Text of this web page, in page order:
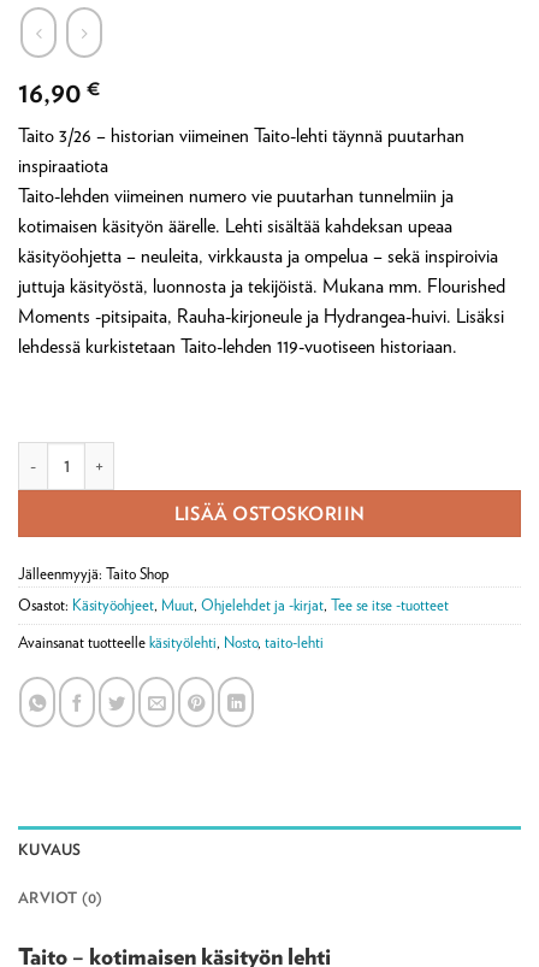
16,90 €
Taito 3/26 – historian viimeinen Taito-lehti täynnä puutarhan
inspiraatiota
Taito-lehden viimeinen numero vie puutarhan tunnelmiin ja
kotimaisen käsityön äärelle. Lehti sisältää kahdeksan upeaa
käsityöohjetta – neuleita, virkkausta ja ompelua – sekä inspiroivia
juttuja käsityöstä, luonnosta ja tekijöistä. Mukana mm. Flourished
Moments -pitsipaita, Rauha-kirjoneule ja Hydrangea-huivi. Lisäksi
lehdessä kurkistetaan Taito-lehden 119-vuotiseen historiaan.
LISÄÄ OSTOSKORIIN
Jälleenmyyjä: Taito Shop
Osastot: Käsityöohjeet, Muut, Ohjelehdet ja -kirjat, Tee se itse -tuotteet
Avainsanat tuotteelle käsityölehti, Nosto, taito-lehti
KUVAUS
ARVIOT (0)
Taito – kotimaisen käsityön lehti